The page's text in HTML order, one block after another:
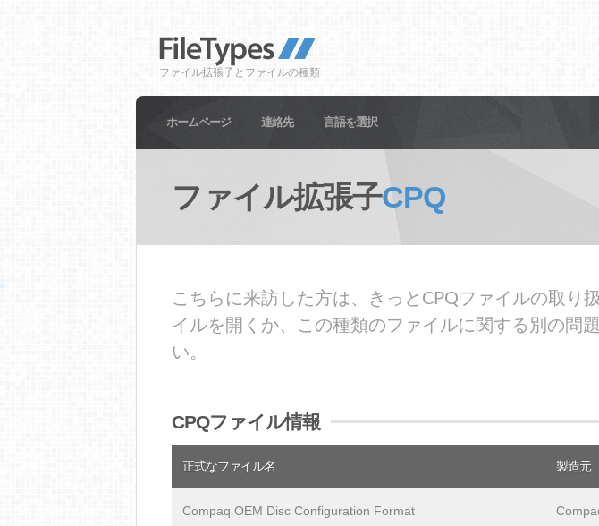
ファイル拡張子とファイルの種類
ホームページ 連絡先 言語を選択
ファイル拡張子CPQ
こちらに来訪した方は、きっとCPQファイルの取り
イルを開くか、この種類のファイルに関する別の問
い。
CPQファイル情報
正式なファイル名 製造元
Compaq OEM Disc Configuration Format